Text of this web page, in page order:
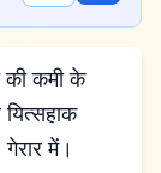
कमी के
में।